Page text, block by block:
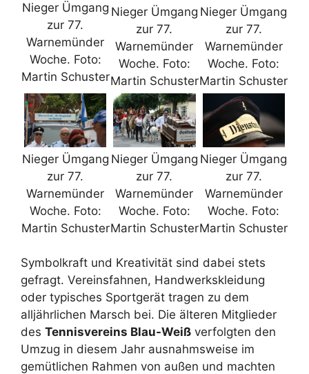
Nieger Ümgang
zur 77.
Warnemünder
Woche. Foto:
Martin Schuster
Nieger Ümgang
zur 77.
Warnemünder
Woche. Foto:
Martin Schuster
Nieger Ümgang
zur 77.
Warnemünder
Woche. Foto:
Martin Schuster
Nieger Ümgang
zur 77.
Warnemünder
Woche. Foto:
Martin Schuster
Nieger Ümgang
zur 77.
Warnemünder
Woche. Foto:
Martin Schuster
Nieger Ümgang
zur 77.
Warnemünder
Woche. Foto:
Martin Schuster
Symbolkraft und Kreativität sind dabei stets
gefragt. Vereinsfahnen, Handwerkskleidung
oder typisches Sportgerät tragen zu dem
alljährlichen Marsch bei. Die älteren Mitglieder
des Tennisvereins Blau-Weiß verfolgten den
Umzug in diesem Jahr ausnahmsweise im
gemütlichen Rahmen von außen und machten